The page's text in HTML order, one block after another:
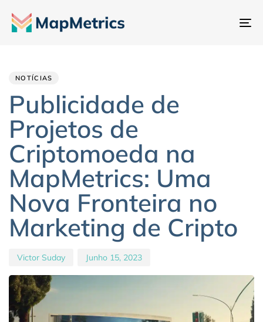
NOTÍCIAS
Publicidade de
Projetos de
Criptomoeda na
MapMetrics: Uma
Nova Fronteira no
Marketing de Cripto
Victor Suday Junho 15, 2023